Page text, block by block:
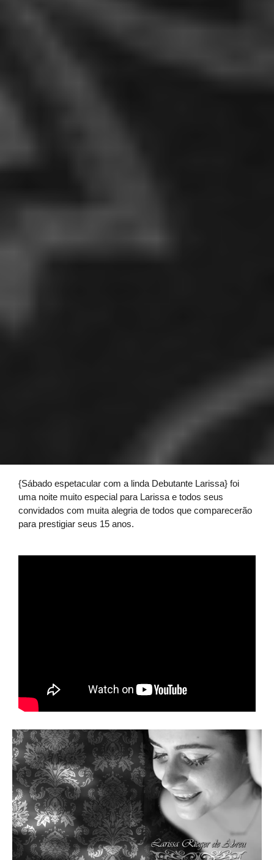
{Sábado espetacular com a linda Debutante Larissa} foi
uma noite muito especial para Larissa e todos seus
convidados com muita alegria de todos que comparecerão
para prestigiar seus 15 anos.